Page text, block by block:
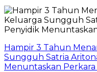
Hampir 3 Tahun
Sungguh Satria
Menuntaskan